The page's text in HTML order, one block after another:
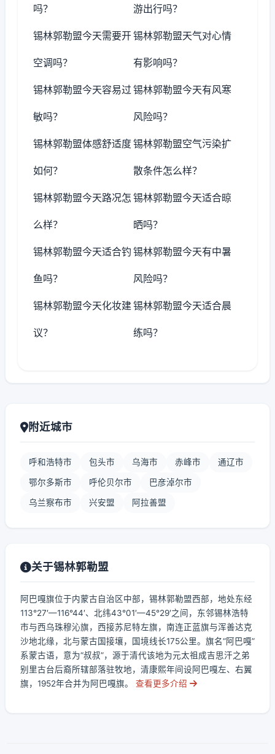
吗？ 游出行吗？
锡林郭勒盟今天需要开
空调吗？
锡林郭勒盟天气对心情
有影响吗？
锡林郭勒盟今天容易过
敏吗？
锡林郭勒盟今天有风寒
风险吗？
锡林郭勒盟体感舒适度
如何？
锡林郭勒盟空气污染扩
散条件怎么样？
锡林郭勒盟今天路况怎
么样？
锡林郭勒盟今天适合晾
晒吗？
锡林郭勒盟今天适合钓
鱼吗？
锡林郭勒盟今天有中暑
风险吗？
锡林郭勒盟今天化妆建
议？
锡林郭勒盟今天适合晨
练吗？
附近城市
呼和浩特市 包头市 乌海市 赤峰市 通辽市
鄂尔多斯市 呼伦贝尔市 巴彦淖尔市
乌兰察布市 兴安盟 阿拉善盟
关于锡林郭勒盟
阿巴嘎旗位于内蒙古自治区中部，锡林郭勒盟西部，地处东经
113°27′—116°44′、北纬43°01′—45°29′之间，东邻锡林浩特
市与西乌珠穆沁旗，西接苏尼特左旗，南连正蓝旗与浑善达克
沙地北缘，北与蒙古国接壤，国境线长175公里。旗名“阿巴嘎”
系蒙古语，意为“叔叔”，源于清代该地为元太祖成吉思汗之弟
别里古台后裔所辖部落驻牧地，清康熙年间设阿巴嘎左、右翼
旗，1952年合并为阿巴嘎旗。
查看更多介绍